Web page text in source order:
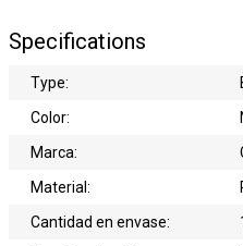
Specifications
Type:
Color:
Marca:
Material:
Cantidad en envase: